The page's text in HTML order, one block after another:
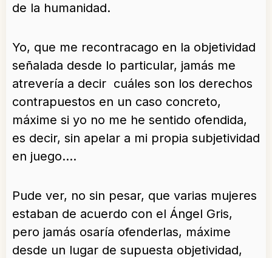
de la humanidad.
Yo, que me recontracago en la objetividad
señalada desde lo particular, jamás me
atrevería a decir cuáles son los derechos
contrapuestos en un caso concreto,
máxime si yo no me he sentido ofendida,
es decir, sin apelar a mi propia subjetividad
en juego….
Pude ver, no sin pesar, que varias mujeres
estaban de acuerdo con el Ángel Gris,
pero jamás osaría ofenderlas, máxime
desde un lugar de supuesta objetividad,